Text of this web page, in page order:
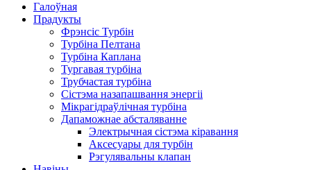
Галоўная
Прадукты
Фрэнсіс Турбін
Турбіна Пелтана
Турбіна Каплана
Тургавая турбіна
Трубчастая турбіна
Сістэма назапашвання энергіі
Мікрагідраўлічная турбіна
Дапаможнае абсталяванне
Электрычная сістэма кіравання
Аксесуары для турбін
Рэгулявальны клапан